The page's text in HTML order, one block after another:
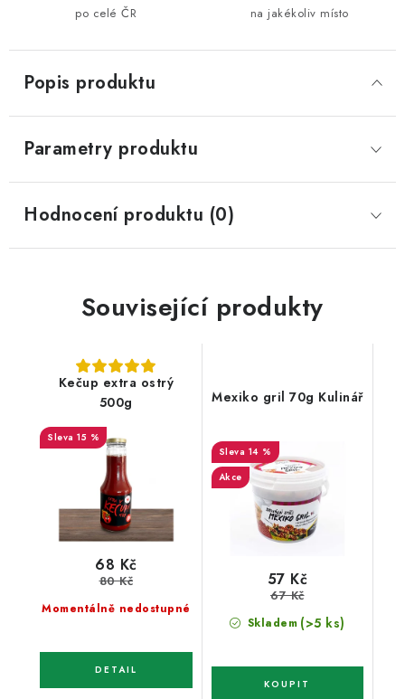
po celé ČR na jakékoliv místo
Popis produktu
Parametry produktu
Hodnocení produktu (0)
Související produkty
Kečup extra ostrý
500g
15 %
Momentálně nedostupné
68 Kč
80 Kč
Mexiko gril 70g Kulinář
14 %
Akce
Skladem (>5 ks)
57 Kč
67 Kč